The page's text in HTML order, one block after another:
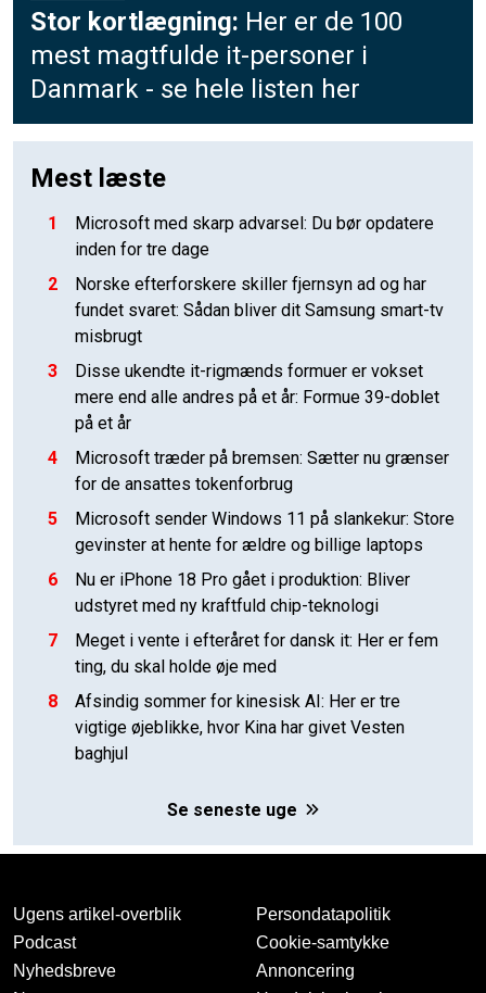
Stor kortlægning: Her er de 100
mest magtfulde it-personer i
Danmark - se hele listen her
Mest læste
1
Microsoft med skarp advarsel: Du bør opdatere
inden for tre dage
2
Norske efterforskere skiller fjernsyn ad og har
fundet svaret: Sådan bliver dit Samsung smart-tv
misbrugt
3
Disse ukendte it-rigmænds formuer er vokset
mere end alle andres på et år: Formue 39-doblet
på et år
4
Microsoft træder på bremsen: Sætter nu grænser
for de ansattes tokenforbrug
5
Microsoft sender Windows 11 på slankekur: Store
gevinster at hente for ældre og billige laptops
6
Nu er iPhone 18 Pro gået i produktion: Bliver
udstyret med ny kraftfuld chip-teknologi
7
Meget i vente i efteråret for dansk it: Her er fem
ting, du skal holde øje med
8
Afsindig sommer for kinesisk AI: Her er tre
vigtige øjeblikke, hvor Kina har givet Vesten
baghjul
Se seneste uge
Ugens artikel-overblik
Podcast
Nyhedsbreve
Persondatapolitik
Cookie-samtykke
Annoncering